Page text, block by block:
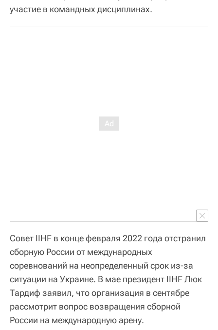
участие в командных дисциплинах.
Совет IIHF в конце февраля 2022 года отстранил
сборную России от международных
соревнований на неопределенный срок из-за
ситуации на Украине. В мае президент IIHF Люк
Тардиф заявил, что организация в сентябре
рассмотрит вопрос возвращения сборной
России на международную арену.